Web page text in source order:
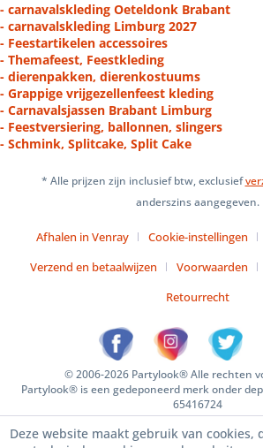
- carnavalskleding Oeteldonk Brabant
- carnavalskleding Limburg 2027
- Feestartikelen accessoires
- Themafeest, Feestkleding
- dierenpakken, dierenkostuums
- Grappige vrijgezellenfeest kleding
- Carnavalsjassen Brabant Limburg
- Feestversiering, ballonnen, slingers
- Schmink, Splitcake, Split Cake
* Alle prijzen zijn inclusief btw, exclusief
anderszins aangegeven.
Afhalen in Venray Cookie-instellingen
Verzend en betaalwijzen
Voorwaarden
Retourrecht
© 2006-2026 Partylook® Alle rechten
Partylook® is een gedeponeerd merk onder
65416724
Deze website maakt gebruik van cookies,